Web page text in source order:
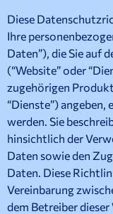
Diese
Ihre
Daten”), die Sie auf
(“Website” oder
zugehörigen
“Dienste”)
werden. Sie
hinsichtlich der
Daten sowie den
Daten. Diese
Vereinbarung
dem Betreiber dieser